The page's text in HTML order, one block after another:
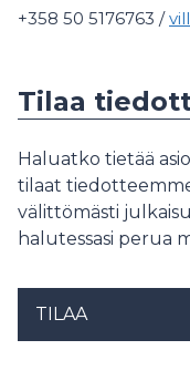
+358 50 5176763 /
Tilaa
Haluatko tietää
tilaat
välittömästi
halutessasi perua
TILAA